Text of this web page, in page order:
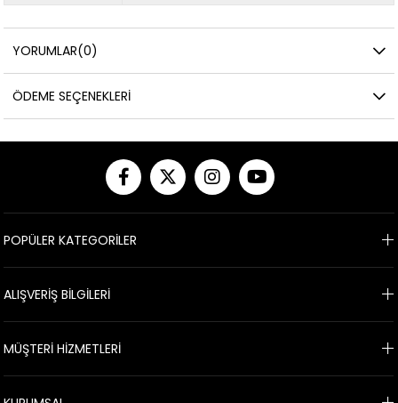
YORUMLAR(0)
ÖDEME SEÇENEKLERI
POPÜLER KATEGORİLER
ALIŞVERİŞ BİLGİLERİ
MÜŞTERİ HİZMETLERİ